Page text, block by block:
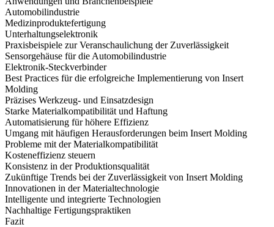
Automobilindustrie
Medizinproduktefertigung
Unterhaltungselektronik
Praxisbeispiele zur Veranschaulichung der Zuverlässigkeit
Sensorgehäuse für die Automobilindustrie
Elektronik-Steckverbinder
Best Practices für die erfolgreiche Implementierung von Insert
Molding
Präzises Werkzeug- und Einsatzdesign
Starke Materialkompatibilität und Haftung
Automatisierung für höhere Effizienz
Umgang mit häufigen Herausforderungen beim Insert Molding
Probleme mit der Materialkompatibilität
Kosteneffizienz steuern
Konsistenz in der Produktionsqualität
Zukünftige Trends bei der Zuverlässigkeit von Insert Molding
Innovationen in der Materialtechnologie
Intelligente und integrierte Technologien
Nachhaltige Fertigungspraktiken
Fazit